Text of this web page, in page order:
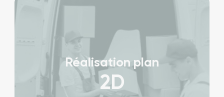
Réalisation plan
2D